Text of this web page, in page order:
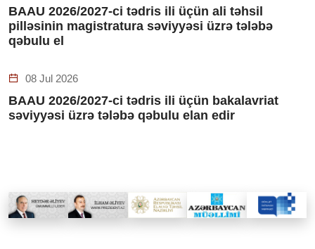
BAAU 2026/2027-ci tədris ili üçün ali təhsil
pilləsinin magistratura səviyyəsi üzrə tələbə
qəbulu el
08 Jul 2026
BAAU 2026/2027-ci tədris ili üçün bakalavriat
səviyyəsi üzrə tələbə qəbulu elan edir